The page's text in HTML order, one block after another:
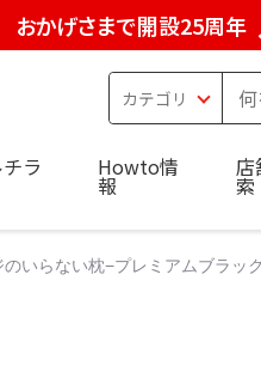
おかげさまで開設25周年
ラ Howto情
報
店
索
のいらない枕−プレミアムブラッ